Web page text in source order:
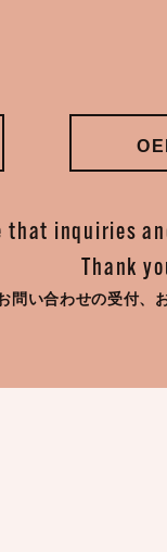
that inquiries
Thank
問い合わせの受付、